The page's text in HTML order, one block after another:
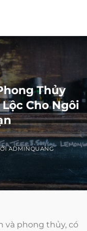
Thủy
Cho Ngôi
ADMINQUANG
và phong thủy, có